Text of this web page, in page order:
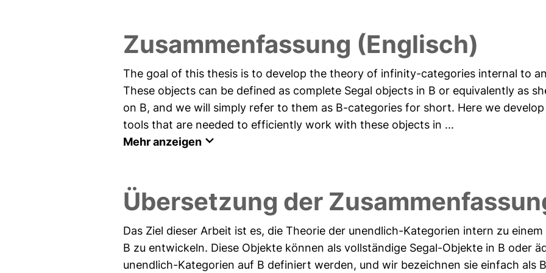
Zusammenfassung (Englisch)
The goal of this thesis is to develop the theory of infinity-categories internal to
These objects can be defined as complete Segal objects in B or equivalently as
on B, and we will simply refer to them as B-categories for short. Here we
tools that are needed to efficiently work with these objects in ...
Mehr anzeigen
Übersetzung der
Das Ziel dieser Arbeit ist es, die Theorie der unendlich-Kategorien intern zu
B zu entwickeln. Diese Objekte können als vollständige Segal-Objekte in B oder
unendlich-Kategorien auf B definiert werden, und wir bezeichnen sie einfach als